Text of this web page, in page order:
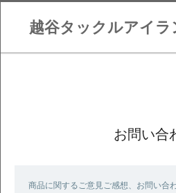
越谷タックルアイラ
お問い合
商品に関するご意見ご感想、お問い合